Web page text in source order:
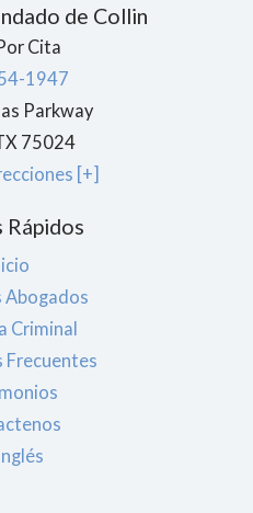
de Collin
Cita
1947
Parkway
75024
[+]
Rápidos
Abogados
Criminal
Frecuentes